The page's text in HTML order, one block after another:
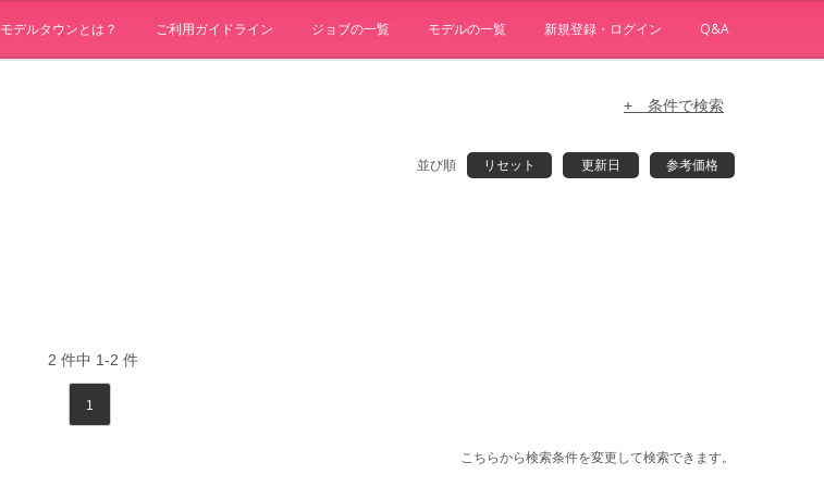
モデルタウンとは？ ご利用ガイドライン ジョブの一覧 モデルの一覧 新規登録・ログイン Q&A
+ 条件で検索
並び順 リセット 更新日 参考価格
2 件中 1-2 件
1
こちらから検索条件を変更して検索できます。